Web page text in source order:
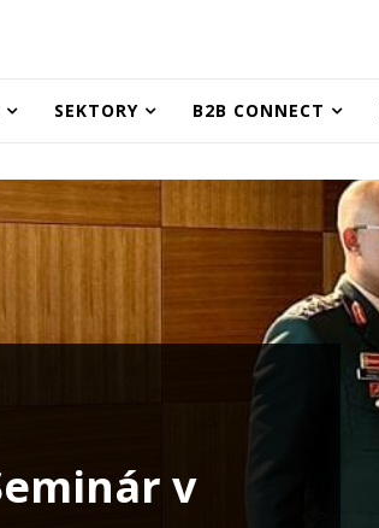
SEKTORY B2B CONNECT